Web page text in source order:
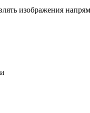
изображения